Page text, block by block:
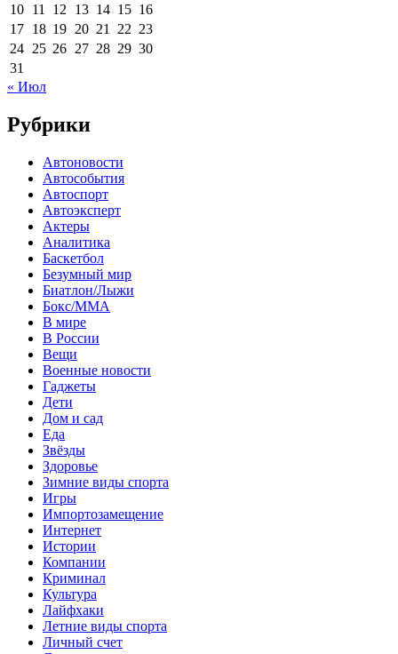
10 11 12 13 14 15 16
17 18 19 20 21 22 23
24 25 26 27 28 29 30
31
« Июл
Рубрики
Автоновости
Автособытия
Автоспорт
Автоэксперт
Актеры
Аналитика
Баскетбол
Безумный мир
Биатлон/Лыжи
Бокс/MMA
В мире
В России
Вещи
Военные новости
Гаджеты
Дети
Дом и сад
Еда
Звёзды
Здоровье
Зимние виды спорта
Игры
Импортозамещение
Интернет
Истории
Компании
Криминал
Культура
Лайфхаки
Летние виды спорта
Личный счет